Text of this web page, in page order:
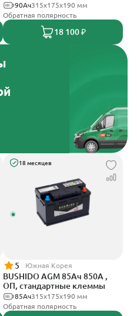
315x175x190 мм
90Ач
Обратная полярность
18 100 ₽
18 месяцев
5 Южная Корея
BUSHIDO AGM 85Ач 850А ,
ОП, стандартные клеммы
315x175x190 мм
85Ач
Обратная полярность